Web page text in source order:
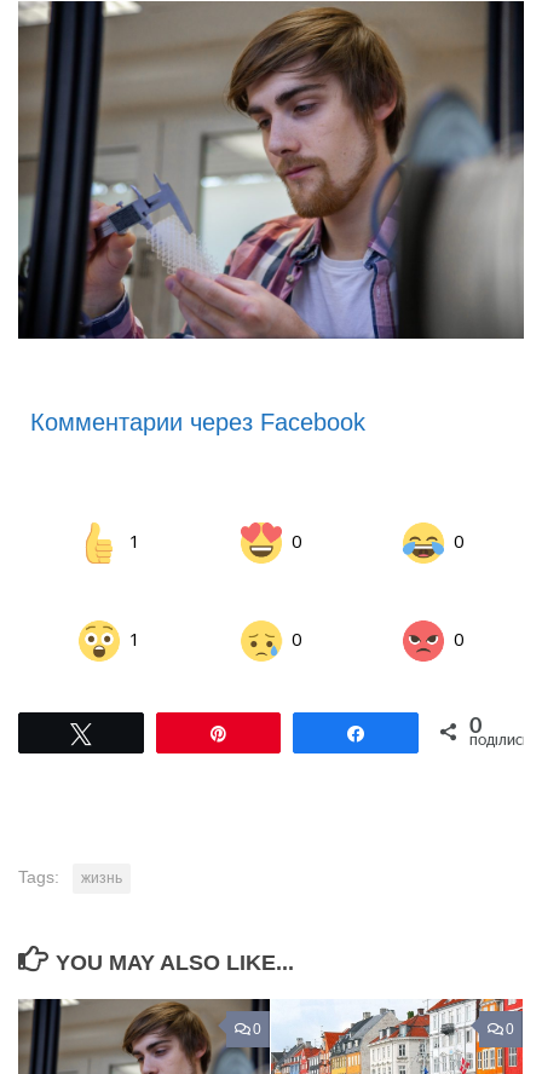
Комментарии через Facebook
1 0 0
1 0 0
Поділитися0
ПОДІЛИСЬ
Tags: жизнь
YOU MAY ALSO LIKE...
0 0